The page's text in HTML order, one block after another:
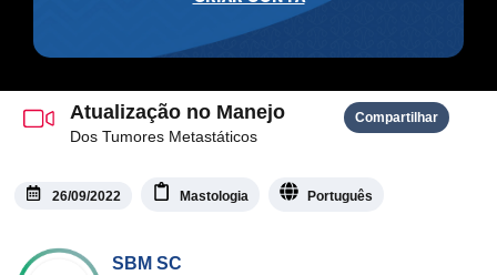
Atualização no Manejo
Dos Tumores Metastáticos
Compartilhar
26/09/2022 Mastologia Português
SBM SC